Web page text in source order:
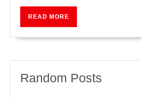
READ MORE
Random Posts